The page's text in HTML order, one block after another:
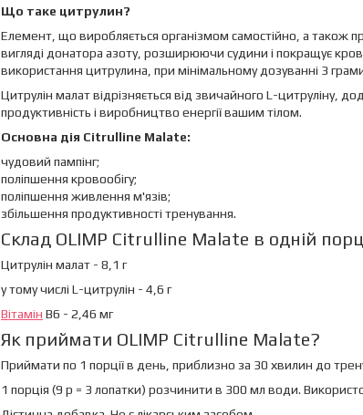
Що таке цитрулин?
Елемент, що виробляється організмом самостійно, а також
вигляді донатора азоту, розширюючи судини і покращує
використання цитрулина, при мінімальному дозуванні 3
Цитрулін малат відрізняється від звичайного L-цитруліну,
продуктивність і виробництво енергії вашим тілом.
Основна дія Сitrulline Malate:
чудовий пампінг;
поліпшення кровообігу;
поліпшення живлення м'язів;
збільшення продуктивності тренування.
Склад OLIMP Citrulline Malate в одній
Цитрулін малат - 8,1 г
у тому числі L-цитрулін - 4,6 г
Вітамін В6 - 2,46 мг
Як приймати OLIMP Citrulline Malate?
Приймати по 1 порції в день, приблизно за 30 хвилин до
1 порція (9 р = 3 лопатки) розчинити в 300 мл води.